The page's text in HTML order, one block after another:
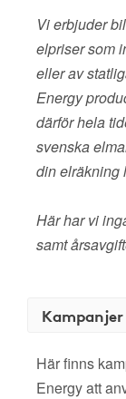
Vi erbjuder
elpriser som
eller av
Energy
därför hela
svenska
din elräkning
Här har vi
samt
Här finns
Energy att